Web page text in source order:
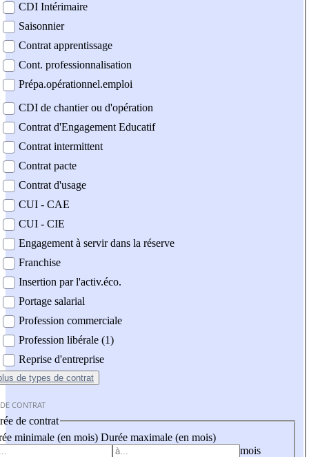
CDI Intérimaire
Saisonnier
Contrat apprentissage
Cont. professionnalisation
Prépa.opérationnel.emploi
CDI de chantier ou d'opération
Contrat d'Engagement Educatif
Contrat intermittent
Contrat pacte
Contrat d'usage
CUI - CAE
CUI - CIE
Engagement à servir dans la réserve
Franchise
Insertion par l'activ.éco.
Portage salarial
Profession commerciale
Profession libérale (1)
Reprise d'entreprise
de types de contrat
CONTRAT
de contrat
minimale (en mois) Durée maximale (en mois)
mois